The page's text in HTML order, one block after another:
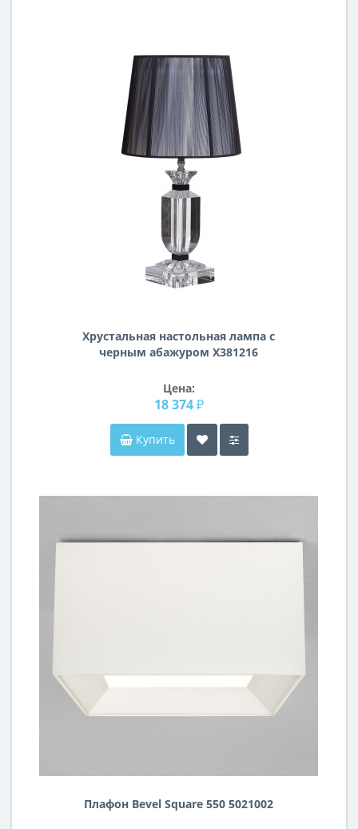
Хрустальная настольная лампа с
черным абажуром X381216
Цена:
18 374 ₽
Купить
Плафон Bevel Square 550 5021002